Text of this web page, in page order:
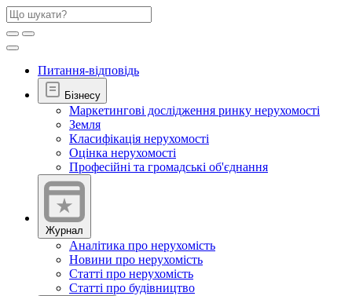
Питання-відповідь
Бізнесу
Маркетингові дослідження ринку нерухомості
Земля
Класифікація нерухомості
Оцінка нерухомості
Професійні та громадські об'єднання
Журнал
Аналітика про нерухомість
Новини про нерухомість
Статті про нерухомість
Статті про будівництво